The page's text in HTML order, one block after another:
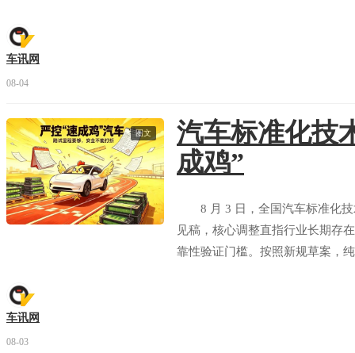
车讯网
08-04
图文
汽车标准化技
成鸡”
8 月 3 日，全国汽车标准化技
见稿，核心调整直指行业长期存
靠性验证门槛。按照新规草案，
车讯网
08-03